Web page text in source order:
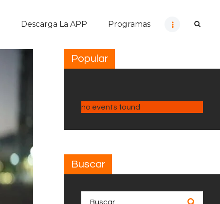
Descarga La APP Programas
Popular
no events found
Buscar